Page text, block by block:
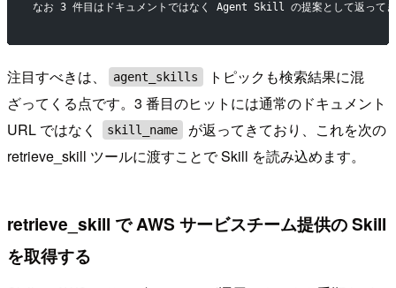
なお 3 件目はドキュメントではなく Agent Skill の提案として返ってき
注目すべきは、 agent_skills
トピックも検索結果に混
ざってくる点です。3 番目のヒットには通常のドキュメント
URL ではなく
skill_name
が返ってきており、これを次の
retrieve_skill ツールに渡すことで Skill を読み込めます。
retrieve_skill で AWS サービスチーム提供の Skill
を取得する